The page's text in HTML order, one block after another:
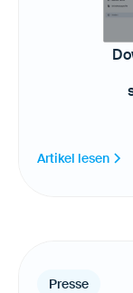
Artikel lesen
Presse